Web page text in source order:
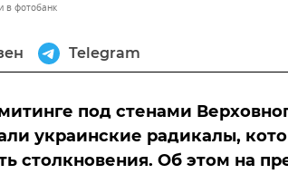
в фотобанк
Telegram
под стенами
украинские радикалы,
столкновения. Об этом на